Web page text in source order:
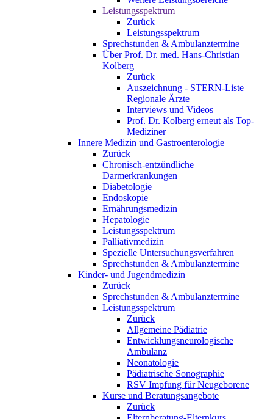
Leistungsspektrum
Zurück
Leistungsspektrum
Sprechstunden & Ambulanztermine
Über Prof. Dr. med. Hans-Christian
Kolberg
Zurück
Auszeichnung - STERN-Liste
Regionale Ärzte
Interviews und Videos
Prof. Dr. Kolberg erneut als Top-
Mediziner
Innere Medizin und Gastroenterologie
Zurück
Chronisch-entzündliche
Darmerkrankungen
Diabetologie
Endoskopie
Ernährungsmedizin
Hepatologie
Leistungsspektrum
Palliativmedizin
Spezielle Untersuchungsverfahren
Sprechstunden & Ambulanztermine
Kinder- und Jugendmedizin
Zurück
Sprechstunden & Ambulanztermine
Leistungsspektrum
Zurück
Allgemeine Pädiatrie
Entwicklungsneurologische
Ambulanz
Neonatologie
Pädiatrische Sonographie
RSV Impfung für Neugeborene
Kurse und Beratungsangebote
Zurück